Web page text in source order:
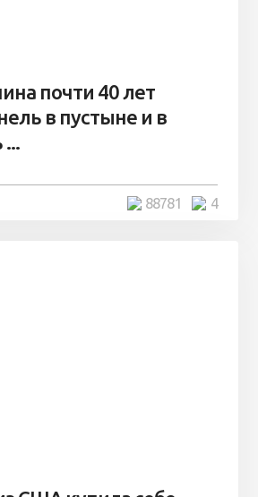
почти 40 лет
в пустыне и в
4
88781